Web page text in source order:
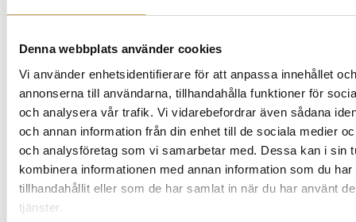
Denna webbplats använder cookies
Vi använder enhetsidentifierare för att anpassa innehållet och
annonserna till användarna, tillhandahålla funktioner för
och analysera vår trafik. Vi vidarebefordrar även sådana
och annan information från din enhet till de sociala medier
och analysföretag som vi samarbetar med. Dessa kan i sin
kombinera informationen med annan information som du har
tillhandahållit eller som de har samlat in när du har använt
tjänster.
Hylsor
DC-utgång (linjär
– 6 valbara
likströmsspänningar (5V,
9V, 12V, 15V, 19V, 24V)
– Valbar DC-utgångspolaritet
1 x USB-C och 1 x USB-A-port
(linjär strömförsörjning) –
(5V)